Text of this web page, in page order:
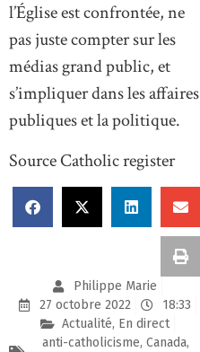
l’Église est confrontée, ne
pas juste compter sur les
médias grand public, et
s’impliquer dans les affaires
publiques et la politique.
Source Catholic register
Philippe Marie
27 octobre 2022
18:33
Actualité, En direct
anti-catholicisme, Canada,